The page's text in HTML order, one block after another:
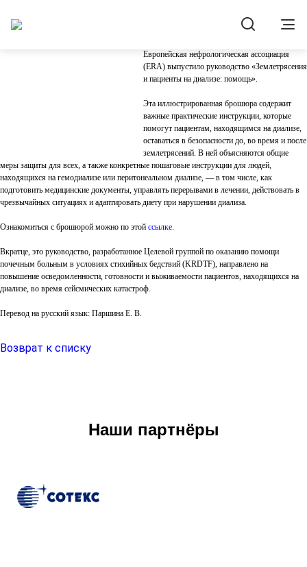
Землетрясения и люди, находящиеся на
Европейская нефрологическая ассоциация
(ERA) выпустило руководство «Землетрясения
и пациенты на диализе: помощь».
Эта иллюстрированная брошюра содержит
важные практические инструкции, которые
помогут пациентам, находящимся на диализе,
оставаться в безопасности до, во время и после
землетрясений. В ней объясняются общие
меры защиты для всех, а также конкретные пошаговые инструкции для людей,
находящихся на гемодиализе или перитонеальном диализе, — в том числе, как
подготовить медицинские документы, управлять перерывами в лечении, действовать в
чрезвычайных ситуациях и адаптировать диету при нарушении диализа.
Ознакомиться с брошюрой можно по этой ссылке.
Вкратце, это руководство, разработанное Целевой группой по оказанию помощи
почечным больным в условиях стихийных бедствий (KRDTF), направлено на
повышение осведомленности, готовности и выживаемости пациентов, находящихся на
диализе, во время сейсмических катастроф.
Перевод на русский язык: Паршина Е. В.
Возврат к списку
Наши партнёры